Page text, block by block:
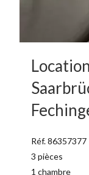
Réf. 86357377
3 pièces
1 chambre